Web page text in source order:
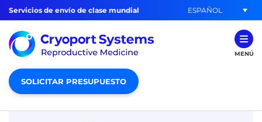
Servicios de envío de clase mundial ESPAÑOL
MENÚ
SOLICITAR PRESUPUESTO